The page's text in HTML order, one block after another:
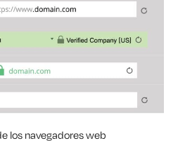
los navegadores web